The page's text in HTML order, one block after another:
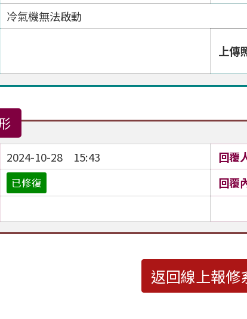
冷氣機無法啟動
上傳
2024-10-28 15:43
回覆
已修復
回覆
返回線上報修